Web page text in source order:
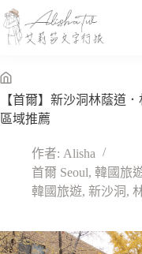
跳
至
主
內
容
無
標
【首爾】新沙洞林蔭道
區域推薦
作者: Alisha
首爾 Seoul, 韓國旅
韓國旅遊, 新沙洞 ,